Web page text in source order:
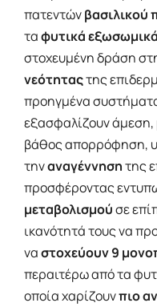
πατεντώνβασιλικού
ταφυτικά
στοχευμένη δράση
νεότηταςτης
προηγμένα
εξασφαλίζουν άμεση,
βάθος απορρόφηση,
τηναναγέννησητης
προσφέροντας
μεταβολισμούσε
ικανότητά τους να
ναστοχεύουν 9
περαιτέρω από τα
οποία χαρίζουνπιο